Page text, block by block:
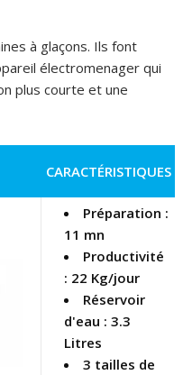
à glaçons. Ils font
électromenager qui
plus courte et une
CARACTÉRISTIQUES
Préparation :
11 mn
Productivité
: 22 Kg/jour
Réservoir
d'eau : 3.3
Litres
3 tailles de